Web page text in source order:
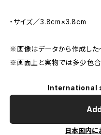
・サイズ／3.8cm×3.8cm
※画像はデータから作成した
※画面上と実物では多少色合
International
日本国内に